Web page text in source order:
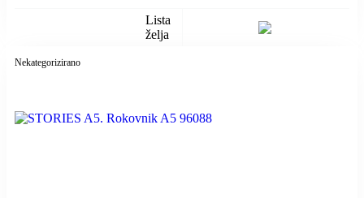
Lista
želja
Nekategorizirano